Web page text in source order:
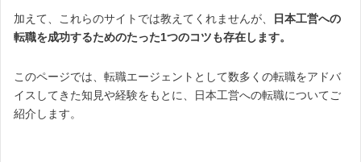
加えて、これらのサイトでは教えてくれませんが、
日本工営への
転職を成功するためのたった1つのコツも存在します。
このページでは、転職エージェントとして数多くの転職をアドバ
イスしてきた知見や経験をもとに、日本工営への転職についてご
紹介します。